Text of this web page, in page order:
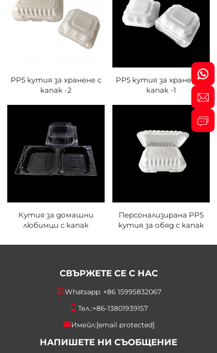
PP5 кутия за хранене с
капак -2
PP5 кутия за хранене с
капак -1
Кутия за домашни
любимци с капак
Персонализирана PP5
кутия за обяд с капак
СВЪРЖЕТЕ СЕ С НАС
Whatsapp: +86 15995832067
Тел.:+86-13801939157
Имейл:[email protected]
НАПИШЕТЕ НИ СЪОБЩЕНИЕ